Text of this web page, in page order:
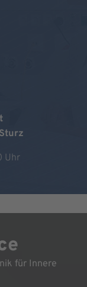
Uhr
für Innere